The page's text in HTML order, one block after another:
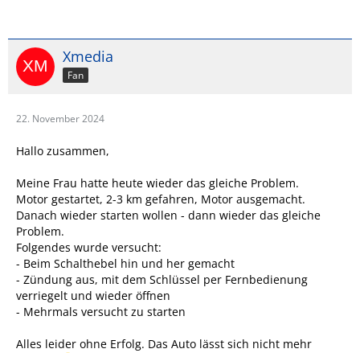
Xmedia
Fan
22. November 2024
Hallo zusammen,
Meine Frau hatte heute wieder das gleiche Problem.
Motor gestartet, 2-3 km gefahren, Motor ausgemacht.
Danach wieder starten wollen - dann wieder das gleiche
Problem.
Folgendes wurde versucht:
- Beim Schalthebel hin und her gemacht
- Zündung aus, mit dem Schlüssel per Fernbedienung
verriegelt und wieder öffnen
- Mehrmals versucht zu starten
Alles leider ohne Erfolg. Das Auto lässt sich nicht mehr